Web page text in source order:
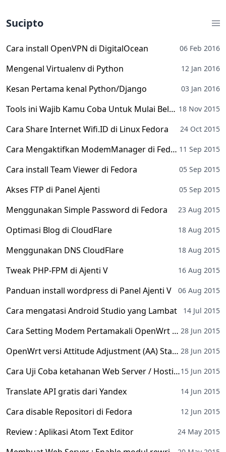
Sucipto
Cara install OpenVPN di DigitalOcean 06 Feb 2016
Mengenal Virtualenv di Python 12 Jan 2016
Kesan Pertama kenal Python/Django 03 Jan 2016
Tools ini Wajib Kamu Coba Untuk Mulai Belajar Arduino 18 Nov 2015
Cara Share Internet Wifi.ID di Linux Fedora 24 Oct 2015
Cara Mengaktifkan ModemManager di Fedora 11 Sep 2015
Cara install Team Viewer di Fedora 05 Sep 2015
Akses FTP di Panel Ajenti 05 Sep 2015
Menggunakan Simple Password di Fedora 23 Aug 2015
Optimasi Blog di CloudFlare 18 Aug 2015
Menggunakan DNS CloudFlare 18 Aug 2015
Tweak PHP-FPM di Ajenti V 16 Aug 2015
Panduan install wordpress di Panel Ajenti V 06 Aug 2015
Cara mengatasi Android Studio yang Lambat 14 Jul 2015
Cara Setting Modem Pertamakali OpenWrt TP-Link MR3220 v2 28 Jun 2015
OpenWrt versi Attitude Adjustment (AA) Stabil Untuk TP-LINK MR3220 v2 28 Jun 2015
Cara Uji Coba ketahanan Web Server / Hosting15 Jun 2015
Translate API gratis dari Yandex 14 Jun 2015
Cara disable Repositori di Fedora 12 Jun 2015
Review : Aplikasi Atom Text Editor 24 May 2015